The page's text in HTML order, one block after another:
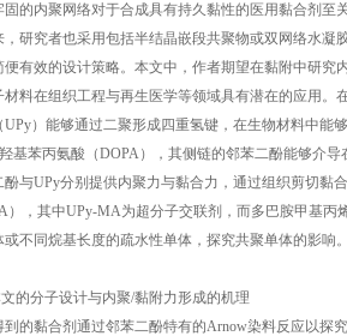
固的内聚网络对于合成具有持久黏性的医用黏合剂
，研究者也采用包括半结晶嵌段共聚物或双网络水凝
便有效的设计策略。本文中，作者期望在黏附中研究
材料在组织工程与再生医学等领域具有潜在的应用
UPy）能够通过二聚形成四重氢键，在生物材料中能
基苯丙氨酸（DOPA），其侧链的邻苯二酚能够介
酚与UPy分别提供内聚力与黏合力，通过组织剪切黏
），其中UPy-MA为超分子交联剂，而多巴胺甲基
或不同烷基长度的疏水性单体，探究共聚单体的影响。
的分子设计与内聚/黏附力形成的机理
到的黏合剂通过邻苯二酚特有的Arnow染料反应以探